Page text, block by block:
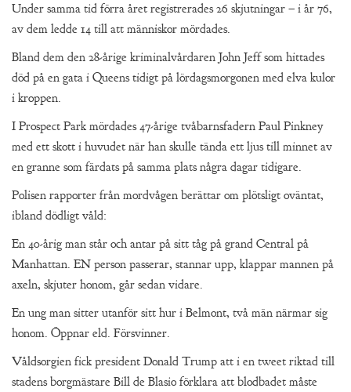
Under samma tid förra året registrerades 26 skjutningar – i år 76,
av dem ledde 14 till att människor mördades.
Bland dem den 28-årige kriminalvårdaren John Jeff som hittades
död på en gata i Queens tidigt på lördagsmorgonen med elva kulor
i kroppen.
I Prospect Park mördades 47-årige tvåbarnsfadern Paul Pinkney
med ett skott i huvudet när han skulle tända ett ljus till minnet av
en granne som färdats på samma plats några dagar tidigare.
Polisen rapporter från mordvågen berättar om plötsligt oväntat,
ibland dödligt våld:
En 40-årig man står och antar på sitt tåg på grand Central på
Manhattan. EN person passerar, stannar upp, klappar mannen på
axeln, skjuter honom, går sedan vidare.
En ung man sitter utanför sitt hur i Belmont, två män närmar sig
honom. Öppnar eld. Försvinner.
Våldsorgien fick president Donald Trump att i en tweet riktad till
stadens borgmästare Bill de Blasio förklara att blodbadet måste